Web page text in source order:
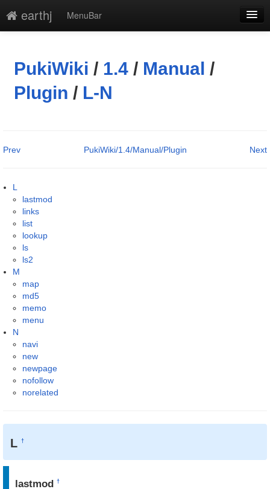
earthj
MenuBar
添付
凍結解除
PukiWiki / 1.4 / Manual /
Plugin / L-N
Prev Next
PukiWiki/1.4/Manual/Plugin
L
lastmod
links
list
lookup
ls
ls2
M
map
md5
memo
menu
N
navi
new
newpage
nofollow
norelated
L†
lastmod†